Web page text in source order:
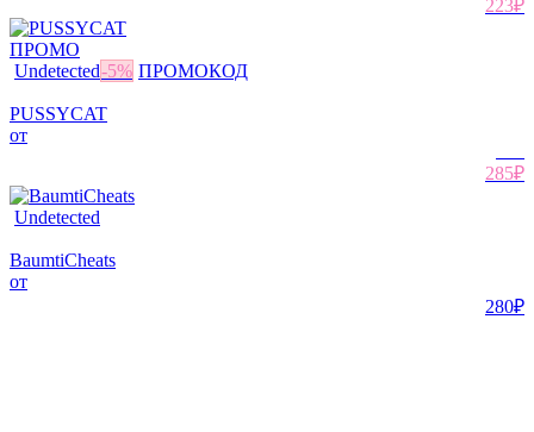
223₽
ПРОМО
Undetected-5% ПРОМОКОД
PUSSYCAT
от
285₽
Undetected
BaumtiCheats
от
280₽